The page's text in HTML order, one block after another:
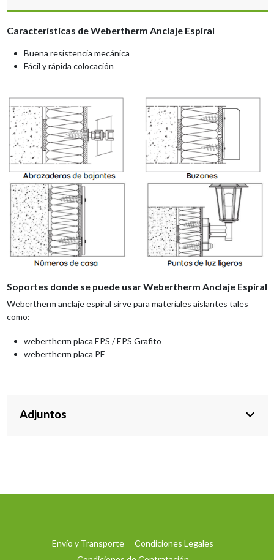
Características deWebertherm Anclaje Espiral
Buena resistencia mecánica
Fácil y rápida colocación
Soportes donde se puede usar Webertherm Anclaje Espiral
Webertherm anclaje espiral sirve para materiales aislantes tales
como:
webertherm placa EPS / EPS Grafito
webertherm placa PF
Adjuntos
Envío y Transporte
Condiciones Legales